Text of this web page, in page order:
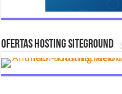
OFERTAS HOSTING SITEGROUND